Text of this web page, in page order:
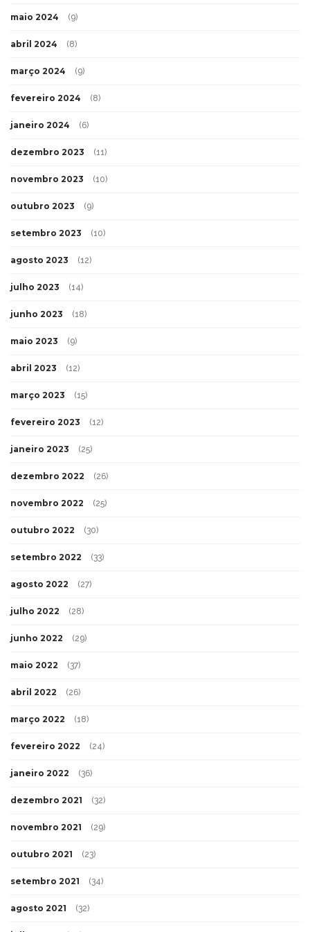
maio 2024 (9)
abril 2024 (8)
março 2024 (9)
fevereiro 2024 (8)
janeiro 2024 (6)
dezembro 2023 (11)
novembro 2023 (10)
outubro 2023 (9)
setembro 2023 (10)
agosto 2023 (12)
julho 2023 (14)
junho 2023 (18)
maio 2023 (9)
abril 2023 (12)
março 2023 (15)
fevereiro 2023 (12)
janeiro 2023 (25)
dezembro 2022 (26)
novembro 2022 (25)
outubro 2022 (30)
setembro 2022 (33)
agosto 2022 (27)
julho 2022 (28)
junho 2022 (29)
maio 2022 (37)
abril 2022 (26)
março 2022 (18)
fevereiro 2022 (24)
janeiro 2022 (36)
dezembro 2021 (32)
novembro 2021 (29)
outubro 2021 (23)
setembro 2021 (34)
agosto 2021 (32)